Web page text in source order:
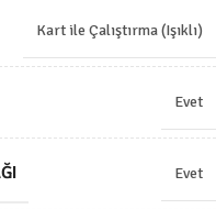
Kart ile Çalıştırma (Işıklı)
Evet
Evet